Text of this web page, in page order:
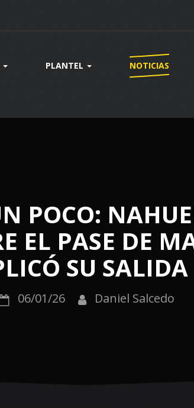
PLANTEL NOTICIAS
POCO:
EL PASE DE
SU
06/01/26 Daniel Salcedo